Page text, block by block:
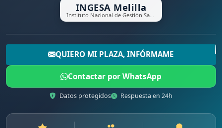
INGESA Melilla
QUIERO MI PLAZA, INFÓRMAME
Contactar por WhatsApp
Datos protegidos Respuesta en 24h